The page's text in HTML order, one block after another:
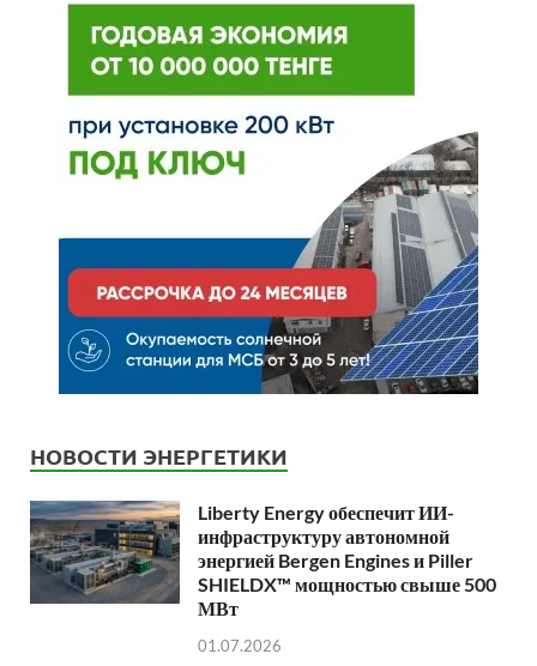
НОВОСТИ ЭНЕРГЕТИКИ
Liberty Energy обеспечит ИИ-
инфраструктуру автономной
энергией Bergen Engines и Piller
SHIELDX™ мощностью свыше 500
МВт
01.07.2026